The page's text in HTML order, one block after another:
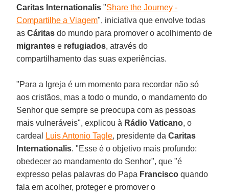
Caritas Internationalis "Share the Journey -
Compartilhe a Viagem", iniciativa que envolve todas
asCáritas do mundo para promover o acolhimento de
migrantes e refugiados, através do
compartilhamento das suas experiências.
"Para a Igreja é um momento para recordar não só
aos cristãos, mas a todo o mundo, o mandamento do
Senhor que sempre se preocupa com as pessoas
mais vulneráveis", explicou à Rádio Vaticano, o
cardeal
Luis Antonio Tagle, presidente daCaritas
Internationalis. "Esse é o objetivo mais profundo:
obedecer ao mandamento do Senhor", que "é
expresso pelas palavras do Papa Francisco quando
fala em acolher, proteger e promover o